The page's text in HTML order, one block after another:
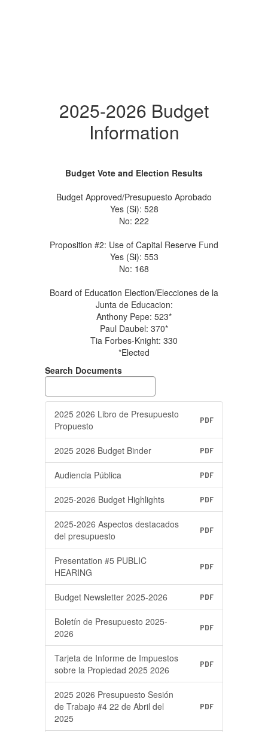
2025-2026 Budget
Information
Budget Vote and Election Results
Budget Approved/Presupuesto Aprobado
Yes (Si): 528
No: 222
Proposition #2: Use of Capital Reserve Fund
Yes (Si): 553
No: 168
Board of Education Election/Elecciones de la
Junta de Educacion:
Anthony Pepe: 523*
Paul Daubel: 370*
Tia Forbes-Knight: 330
*Elected
Search Documents
2025 2026 Libro de Presupuesto
Propuesto
PDF
2025 2026 Budget Binder PDF
Audiencia Pública PDF
2025-2026 Budget Highlights PDF
2025-2026 Aspectos destacados
del presupuesto
PDF
Presentation #5 PUBLIC
HEARING
PDF
Budget Newsletter 2025-2026 PDF
Boletín de Presupuesto 2025-
2026
PDF
Tarjeta de Informe de Impuestos
sobre la Propiedad 2025 2026
PDF
2025 2026 Presupuesto Sesión
de Trabajo #4 22 de Abril del
2025
PDF